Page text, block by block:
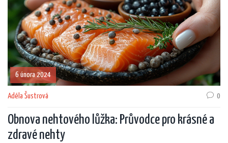
6 února 2024
Adéla Šustrová 0
Obnova nehtového lůžka: Průvodce pro krásné a
zdravé nehty